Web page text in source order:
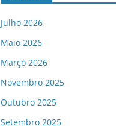
Julho 2026
Maio 2026
Março 2026
Novembro 2025
Outubro 2025
Setembro 2025